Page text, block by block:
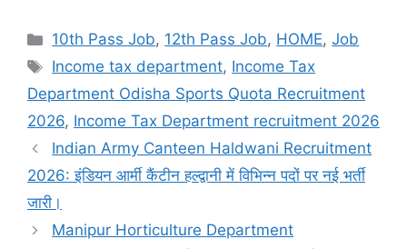
Categories
10th Pass Job, 12th Pass Job, HOME,Job
Tags
Income tax department, Income Tax
Department Odisha Sports Quota Recruitment
2026, Income Tax Department recruitment 2026
Indian Army Canteen Haldwani Recruitment
2026: इंडियन आर्मी कैंटीन हल्द्वानी में विभिन्न पदों पर नई भर्ती
जारी।
Manipur Horticulture Department